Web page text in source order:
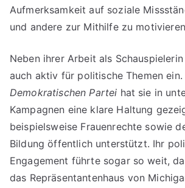
Aufmerksamkeit auf soziale
und andere zur Mithilfe zu
Neben ihrer Arbeit als
auch aktiv für politische Themen
Demokratischen Partei hat sie in
Kampagnen eine klare Haltung
beispielsweise Frauenrechte sowie
Bildung öffentlich unterstützt. Ihr
Engagement führte sogar so weit,
das Repräsentantenhaus von